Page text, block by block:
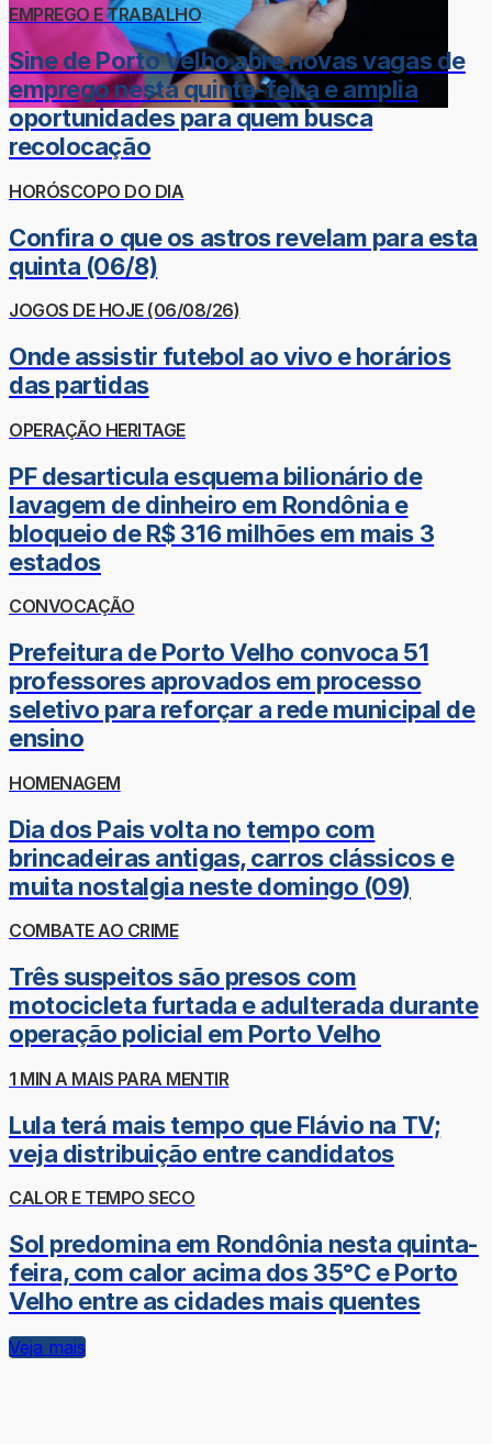
EMPREGO E TRABALHO
Sine de Porto Velho abre novas vagas de
emprego nesta quinta-feira e amplia
oportunidades para quem busca
recolocação
HORÓSCOPO DO DIA
Confira o que os astros revelam para esta
quinta (06/8)
JOGOS DE HOJE (06/08/26)
Onde assistir futebol ao vivo e horários
das partidas
OPERAÇÃO HERITAGE
PF desarticula esquema bilionário de
lavagem de dinheiro em Rondônia e
bloqueio de R$ 316 milhões em mais 3
estados
CONVOCAÇÃO
Prefeitura de Porto Velho convoca 51
professores aprovados em processo
seletivo para reforçar a rede municipal de
ensino
HOMENAGEM
Dia dos Pais volta no tempo com
brincadeiras antigas, carros clássicos e
muita nostalgia neste domingo (09)
COMBATE AO CRIME
Três suspeitos são presos com
motocicleta furtada e adulterada durante
operação policial em Porto Velho
1 MIN A MAIS PARA MENTIR
Lula terá mais tempo que Flávio na TV;
veja distribuição entre candidatos
CALOR E TEMPO SECO
Sol predomina em Rondônia nesta quinta-
feira, com calor acima dos 35°C e Porto
Velho entre as cidades mais quentes
Veja mais